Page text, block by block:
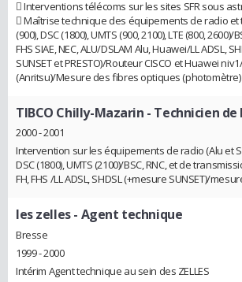
 Interventions télécoms sur les sites SFR sous
 Maîtrise technique des équipements de radio et
(900), DSC (1800), UMTS (900, 2100), LTE (800, 2600)/
FHS SIAE, NEC, ALU/DSLAM Alu, Huawei/LL ADSL,
SUNSET et PRESTO)/Routeur CISCO et Huawei
(Anritsu)/Mesure des fibres optiques (photomètre)
TIBCO Chilly-Mazarin - Technicien
2000 - 2001
Intervention sur les équipements de radio (Alu et
DSC (1800), UMTS (2100)/BSC, RNC, et de
FH, FHS /LL ADSL, SHDSL (+mesure SUNSET)/
les zelles- Agent technique
Bresse
1999 - 2000
Intérim Agent technique au sein des ZELLES